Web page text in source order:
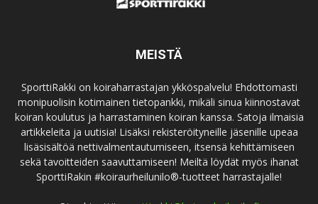
MEISTÄ
SporttiRakki on koiraharrastajan ykköspalvelu! Ehdottomasti
monipuolisin kotimainen tietopankki, mikäli sinua kiinnostavat
koiran koulutus ja harrastaminen koiran kanssa. Satoja ilmaisia
artikkeleita ja uutisia! Lisäksi rekisteröityneille jäsenille upeaa
lisäsisältöä nettivalmentautumiseen, itsensä kehittämiseen
sekä tavoitteiden saavuttamiseen! Meiltä löydät myös ihanat
SporttiRakin #koiraurheilunilo®-tuotteet harrastajalle!